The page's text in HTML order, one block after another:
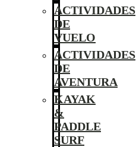
ACTIVIDADES
DE
VUELO
ACTIVIDADES
DE
AVENTURA
KAYAK
&
PADDLE
SURF